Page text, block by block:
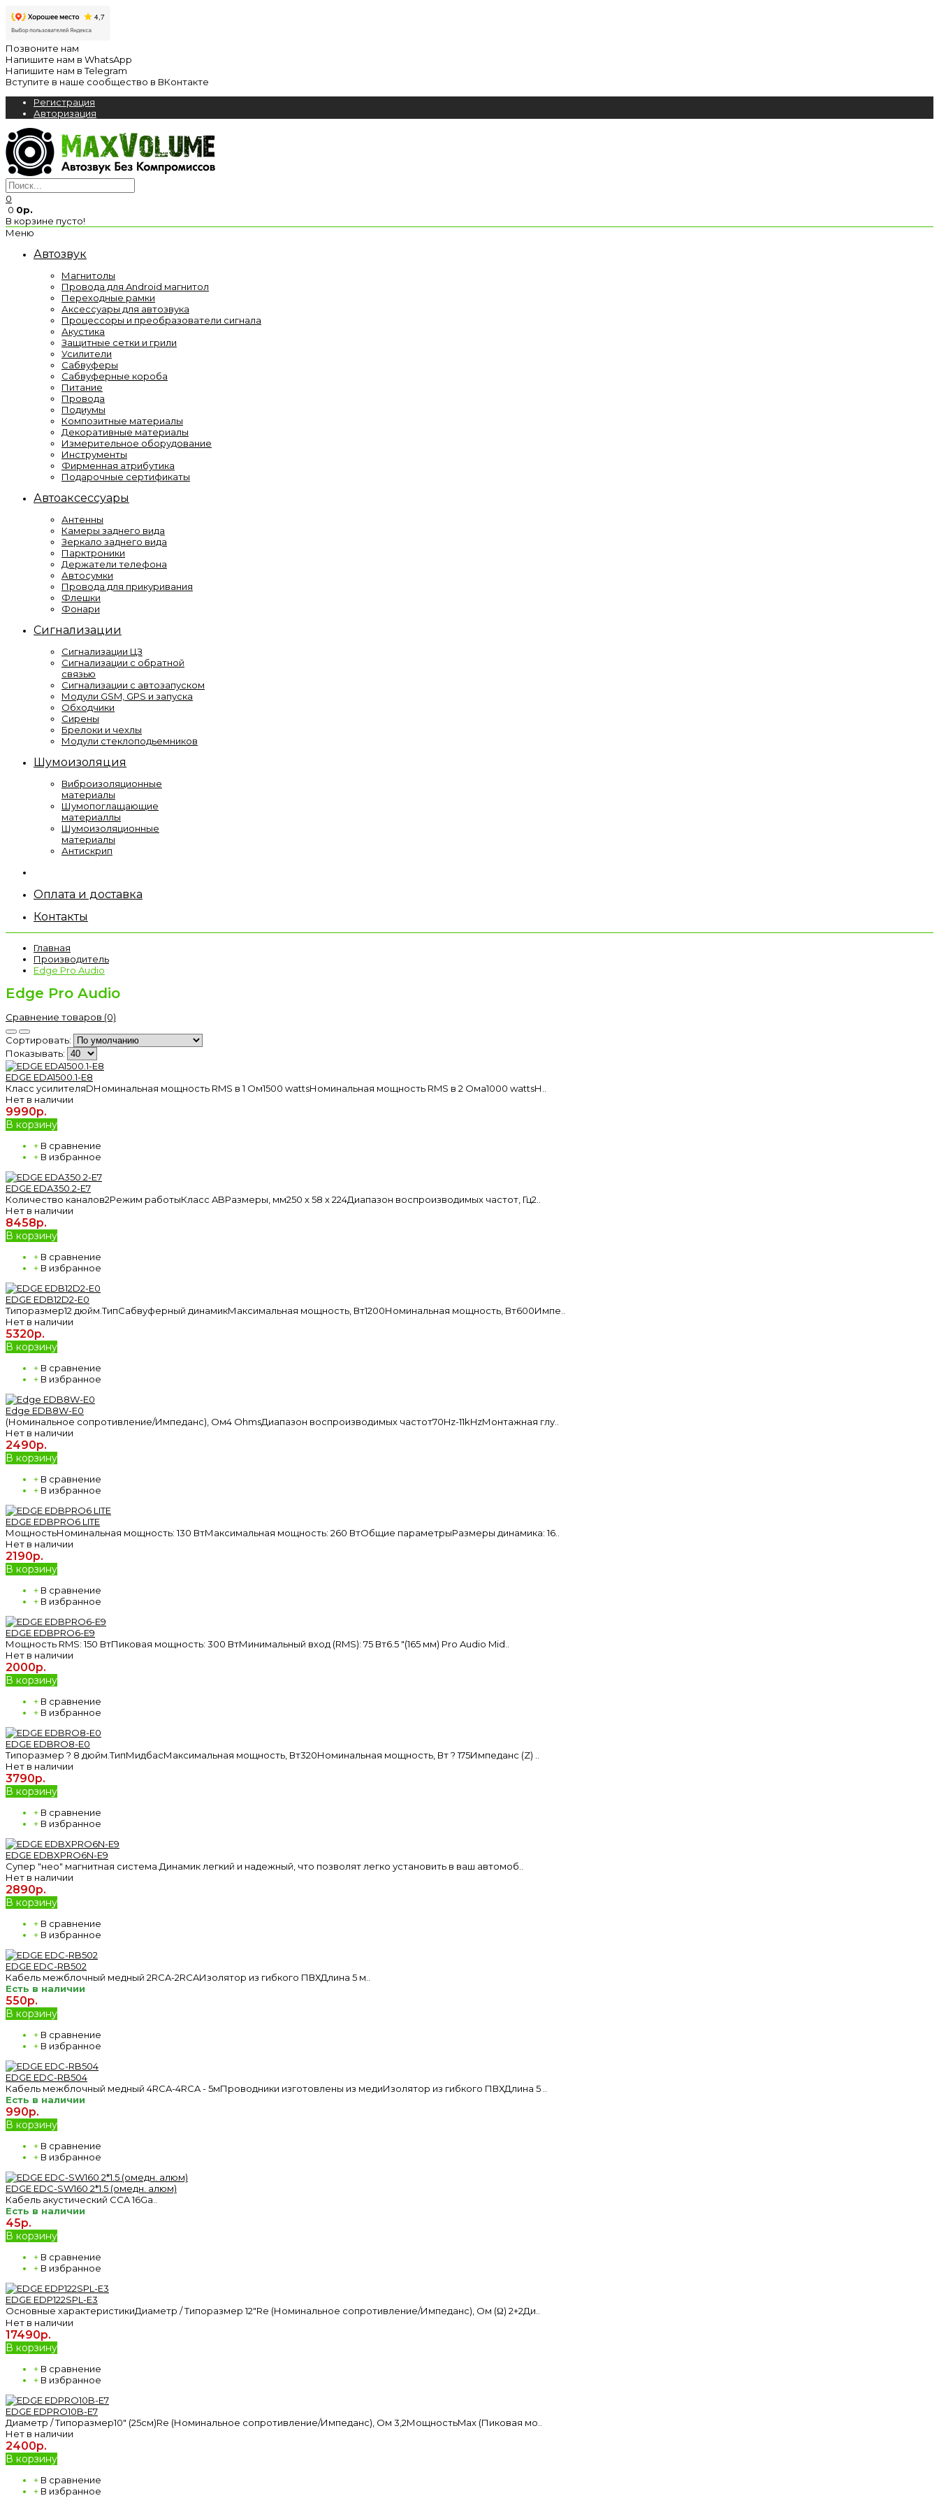
Позвоните нам
Напишите нам в WhatsApp
Напишите нам в Telegram
Вступите в наше сообщество в ВКонтакте
Регистрация
Авторизация
0
0 0р.
В корзине пусто!
Меню
Автозвук
Магнитолы
Провода для Android магнитол
Переходные рамки
Аксессуары для автозвука
Процессоры и преобразователи сигнала
Акустика
Защитные сетки и грили
Усилители
Сабвуферы
Сабвуферные короба
Питание
Провода
Подиумы
Композитные материалы
Декоративные материалы
Измерительное оборудование
Инструменты
Фирменная атрибутика
Подарочные сертификаты
Автоаксессуары
Антенны
Камеры заднего вида
Зеркало заднего вида
Парктроники
Держатели телефона
Автосумки
Провода для прикуривания
Флешки
Фонари
Сигнализации
Сигнализации ЦЗ
Сигнализации с обратной
связью
Сигнализации с автозапуском
Модули GSM, GPS и запуска
Обходчики
Сирены
Брелоки и чехлы
Модули стеклоподьемников
Шумоизоляция
Виброизоляционные
материалы
Шумопоглащающие
материаллы
Шумоизоляционные
материалы
Антискрип
Оплата и доставка
Контакты
Главная
Производитель
Edge Pro Audio
Edge Pro Audio
Сравнение товаров (0)
Сортировать:
Показывать:
EDGE EDA1500.1-E8
Класс усилителяDНоминальная мощность RMS в 1 Ом1500 wattsНоминальная мощность RMS в 2 Омa1000 wattsН..
Нет в наличии
9990р.
В корзину
+ В сравнение
+ В избранное
EDGE EDA350.2-E7
Количество каналов2Режим работыКласс ABРазмеры, мм250 х 58 х 224Диапазон воспроизводимых частот, Гц2..
Нет в наличии
8458р.
В корзину
+ В сравнение
+ В избранное
EDGE EDB12D2-E0
Типоразмер12 дюйм.ТипСабвуферный динамикМаксимальная мощность, Вт1200Номинальная мощность, Вт600Импе..
Нет в наличии
5320р.
В корзину
+ В сравнение
+ В избранное
Edge EDB8W-E0
(Номинальное сопротивление/Импеданс), Ом4 OhmsДиапазон воспроизводимых частот70Hz-11kHzМонтажная глу..
Нет в наличии
2490р.
В корзину
+ В сравнение
+ В избранное
EDGE EDBPRO6 LITE
МощностьНоминальная мощность: 130 ВтМаксимальная мощность: 260 ВтОбщие параметрыРазмеры динамика: 16..
Нет в наличии
2190р.
В корзину
+ В сравнение
+ В избранное
EDGE EDBPRO6-E9
Мощность RMS: 150 ВтПиковая мощность: 300 ВтМинимальный вход (RMS): 75 Вт6.5 "(165 мм) Pro Audio Mid..
Нет в наличии
2000р.
В корзину
+ В сравнение
+ В избранное
EDGE EDBRO8-Е0
Типоразмер ? 8 дюйм.ТипМидбасМаксимальная мощность, Вт320Номинальная мощность, Вт ? 175Импеданс (Z) ..
Нет в наличии
3790р.
В корзину
+ В сравнение
+ В избранное
EDGE EDBXPRO6N-Е9
Супер "нео" магнитная система.Динамик легкий и надежный, что позволят легко установить в ваш автомоб..
Нет в наличии
2890р.
В корзину
+ В сравнение
+ В избранное
EDGE EDC-RB502
Кабель межблочный медный 2RCA-2RCAИзолятор из гибкого ПВХДлина 5 м..
Есть в наличии
550р.
В корзину
+ В сравнение
+ В избранное
EDGE EDC-RB504
Кабель межблочный медный 4RCA-4RCA - 5мПроводники изготовлены из медиИзолятор из гибкого ПВХДлина 5 ..
Есть в наличии
990р.
В корзину
+ В сравнение
+ В избранное
EDGE EDC-SW160 2*1.5 (омедн. алюм)
Кабель акустический CCA 16Ga..
Есть в наличии
45р.
В корзину
+ В сравнение
+ В избранное
EDGE EDP122SPL-E3
Основные характеристикиДиаметр / Типоразмер 12"Re (Номинальное сопротивление/Импеданс), Ом (Ω) 2+2Ди..
Нет в наличии
17490р.
В корзину
+ В сравнение
+ В избранное
EDGE EDPRO10B-Е7
Диаметр / Типоразмер10" (25см)Re (Номинальное сопротивление/Импеданс), Ом 3,2МощностьMax (Пиковая мо..
Нет в наличии
2400р.
В корзину
+ В сравнение
+ В избранное